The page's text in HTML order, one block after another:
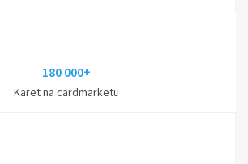
180 000+
Karet na cardmarketu